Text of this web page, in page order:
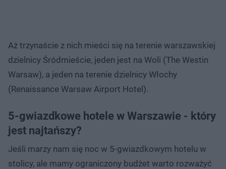
Aż trzynaście z nich mieści się na terenie warszawskiej
dzielnicy Śródmieście, jeden jest na Woli (The Westin
Warsaw), a jeden na terenie dzielnicy Włochy
(Renaissance Warsaw Airport Hotel).
5-gwiazdkowe hotele w Warszawie - który
jest najtańszy?
Jeśli marzy nam się noc w 5-gwiazdkowym hotelu w
stolicy, ale mamy ograniczony budżet warto rozważyć